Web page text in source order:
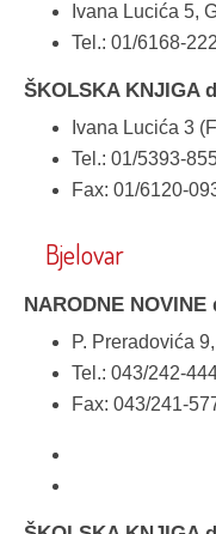
Ivana Lucića 5,
Tel.: 01/6168-222
ŠKOLSKA KNJIGA
Ivana Lucića 3
Tel.: 01/5393-
Fax: 01/6120-
Bjelovar
NARODNE NOVINE
P. Preradovića
Tel.: 043/242-
Fax: 043/241-